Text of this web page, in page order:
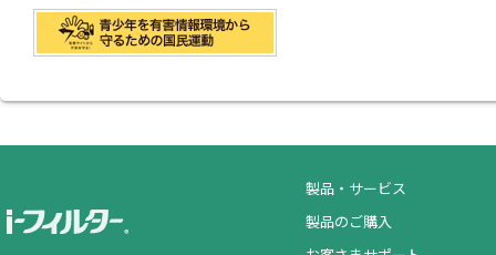
製品・サービス
製品のご購入